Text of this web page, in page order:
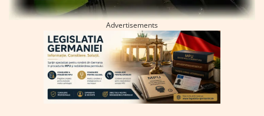
Advertisements